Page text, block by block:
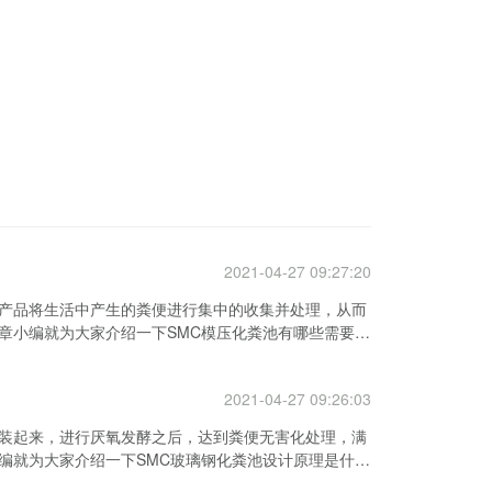
2021-04-27 09:27:20
品将生活中产生的粪便进行集中的收集并处理，从而
小编就为大家介绍一下SMC模压化粪池有哪些需要注
2021-04-27 09:26:03
起来，进行厌氧发酵之后，达到粪便无害化处理，满
就为大家介绍一下SMC玻璃钢化粪池设计原理是什